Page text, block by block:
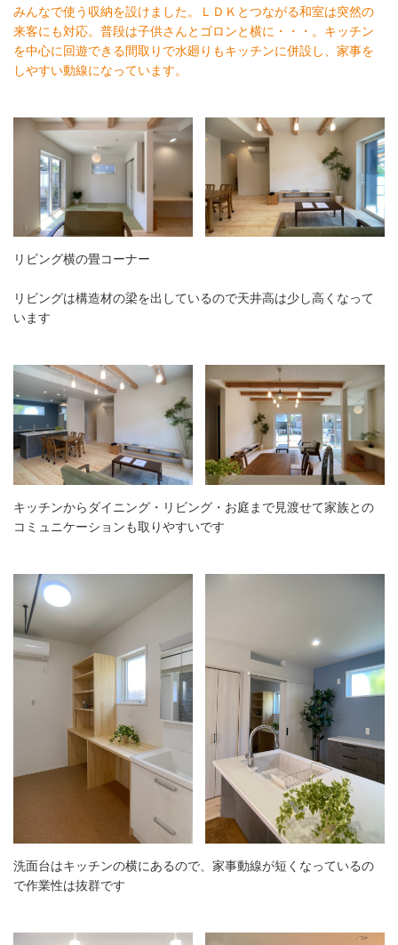
みんなで使う収納を設けました。ＬＤＫとつながる和室は突然の
来客にも対応。普段は子供さんとゴロンと横に・・・。キッチン
を中心に回遊できる間取りで水廻りもキッチンに併設し、家事を
しやすい動線になっています。
リビング横の畳コーナー
リビングは構造材の梁を出しているので天井高は少し高くなって
います
キッチンからダイニング・リビング・お庭まで見渡せて家族との
コミュニケーションも取りやすいです
洗面台はキッチンの横にあるので、家事動線が短くなっているの
で作業性は抜群です